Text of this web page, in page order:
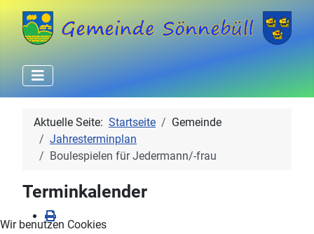
Aktuelle Seite: Startseite
Gemeinde
Jahresterminplan
Boulespielen für Jedermann/-frau
Terminkalender
Wir benutzen Cookies